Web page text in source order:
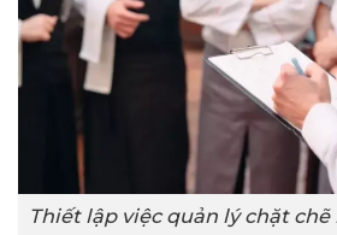
Thiết lập việc quản lý chặt